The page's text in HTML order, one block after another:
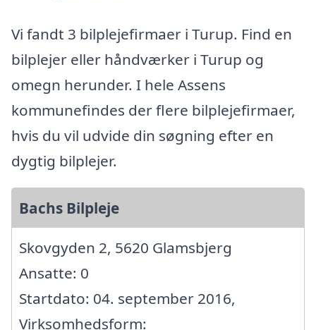
Vi fandt 3 bilplejefirmaer i Turup. Find en
bilplejer eller håndværker i Turup og
omegn herunder. I hele Assens
kommunefindes der flere bilplejefirmaer,
hvis du vil udvide din søgning efter en
dygtig bilplejer.
Bachs Bilpleje
Skovgyden 2, 5620 Glamsbjerg
Ansatte: 0
Startdato: 04. september 2016,
Virksomhedsform: